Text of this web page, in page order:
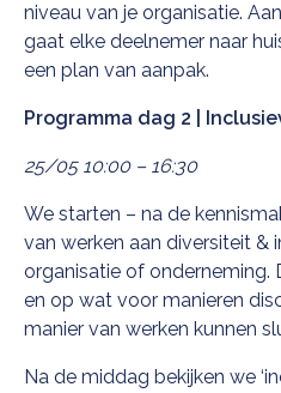
niveau van je organisatie.
gaat elke deelnemer naar
een plan van aanpak.
Programma dag 2 |
25/05 10:00 – 16:30
We starten – na de
van werken aan diversiteit &
organisatie of onderneming.
en op wat voor manieren
manier van werken kunnen
Na de middag bekijken we